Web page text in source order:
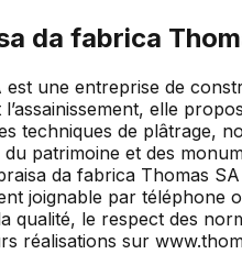
da fabrica
une entreprise de
elle
techniques de plâtrage,
patrimoine et des
da fabrica Thomas
joignable par
qualité, le respect des
réalisations sur